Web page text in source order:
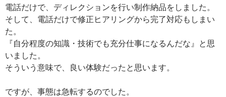
電話だけで、ディレクションを行い制作納品をしました。
そして、電話だけで修正ヒアリングから完了対応もしまい
た。
『自分程度の知識・技術でも充分仕事になるんだな』と思
いました。
そういう意味で、良い体験だったと思います。
ですが、事態は急転するのでした。